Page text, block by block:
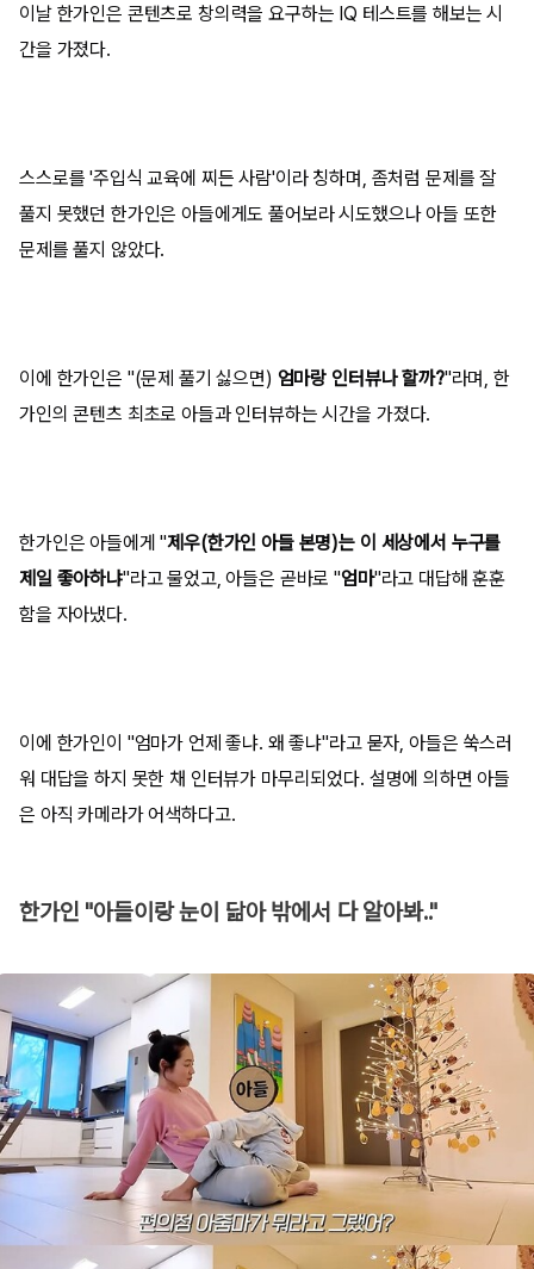
이날 한가인은 콘텐츠로 창의력을 요구하는 IQ 테스트를 해보는 시
간을 가졌다.
스스로를 '주입식 교육에 찌든 사람'이라 칭하며, 좀처럼 문제를 잘
풀지 못했던 한가인은 아들에게도 풀어보라 시도했으나 아들 또한
문제를 풀지 않았다.
이에 한가인은 "(문제 풀기 싫으면) 엄마랑 인터뷰나 할까?"라며, 한
가인의 콘텐츠 최초로 아들과 인터뷰하는 시간을 가졌다.
한가인은 아들에게 "제우(한가인 아들 본명)는 이 세상에서 누구를
제일 좋아하냐"라고 물었고, 아들은 곧바로 "엄마"라고 대답해 훈훈
함을 자아냈다.
이에 한가인이 "엄마가 언제 좋냐. 왜 좋냐"라고 묻자, 아들은 쑥스러
워 대답을 하지 못한 채 인터뷰가 마무리되었다. 설명에 의하면 아들
은 아직 카메라가 어색하다고.
한가인 "아들이랑 눈이 닮아 밖에서 다 알아봐.."